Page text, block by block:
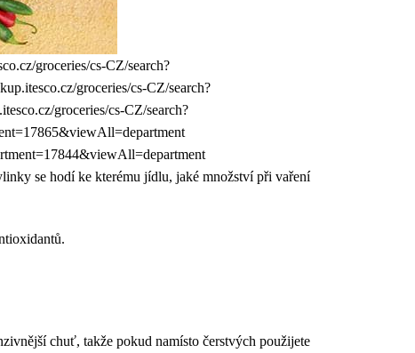
groceries/cs-CZ/search?
groceries/cs-CZ/search?
groceries/cs-CZ/search?
se hodí ke kterému jídlu, jaké množství při vaření
chuť, takže pokud namísto čerstvých použijete